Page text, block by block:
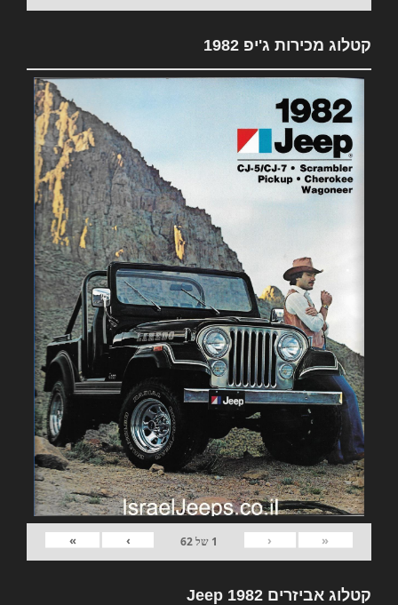
קטלוג מכירות ג'יפ 1982
«
‹
1 של62
›
»
קטלוג אביזרים 1982 Jeep